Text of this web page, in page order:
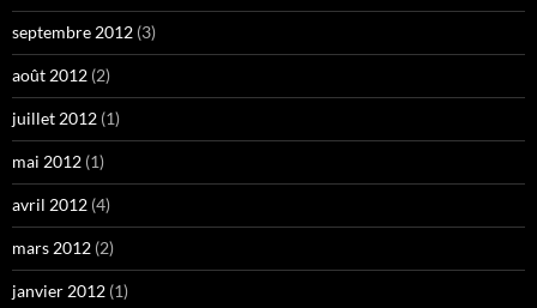
septembre 2012 (3)
août 2012 (2)
juillet 2012 (1)
mai 2012 (1)
avril 2012 (4)
mars 2012 (2)
janvier 2012 (1)